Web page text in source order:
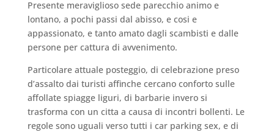
Presente meraviglioso sede parecchio animo e
lontano, a pochi passi dal abisso, e cosi e
appassionato, e tanto amato dagli scambisti e dalle
persone per cattura di avvenimento.
Particolare attuale posteggio, di celebrazione preso
d’assalto dai turisti affinche cercano conforto sulle
affollate spiagge liguri, di barbarie invero si
trasforma con un citta a causa di incontri bollenti. Le
regole sono uguali verso tutti i car parking sex, e di